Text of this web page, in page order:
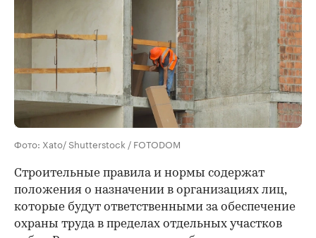
Фото: Xato/ Shutterstock / FOTODOM
Строительные правила и нормы содержат
положения о назначении в организациях лиц,
которые будут ответственными за обеспечение
охраны труда в пределах отдельных участков